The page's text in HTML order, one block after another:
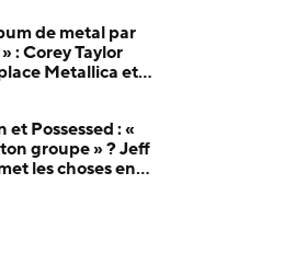
jour où il a
Metallica allait
metal
de metal par
: Corey Taylor
Metallica et
Possessed : «
groupe » ? Jeff
les choses en